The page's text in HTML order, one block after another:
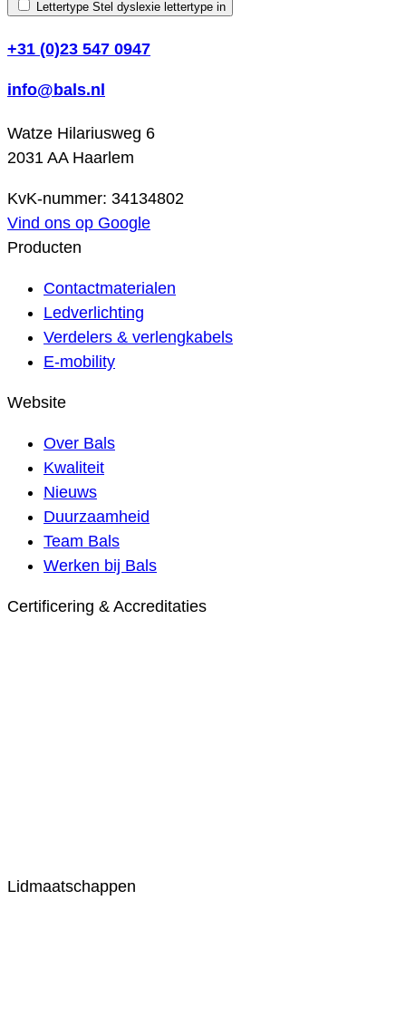
Lettertype Stel dyslexie lettertype in
+31 (0)23 547 0947
info@bals.nl
Watze Hilariusweg 6
2031 AA Haarlem
KvK-nummer: 34134802
Vind ons op Google
Producten
Contactmaterialen
Ledverlichting
Verdelers & verlengkabels
E-mobility
Website
Over Bals
Kwaliteit
Nieuws
Duurzaamheid
Team Bals
Werken bij Bals
Certificering & Accreditaties
Lidmaatschappen